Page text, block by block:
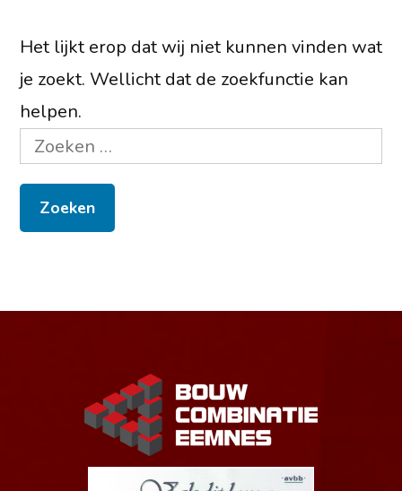
Het lijkt erop dat wij niet kunnen vinden wat
je zoekt. Wellicht dat de zoekfunctie kan
helpen.
Zoeken